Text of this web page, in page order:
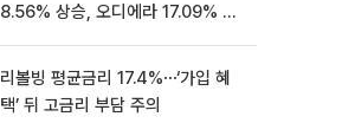
8.56% 상승, 오디에라 17.09% 하
리볼빙 평균금리 17.4%⋯‘가입 혜
택’ 뒤 고금리 부담 주의